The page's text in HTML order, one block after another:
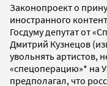
Законопроект о
иностранного
Госдуму депутат от
Дмитрий Кузнецов
увольнять артистов,
«спецоперацию»* на
предполагал, что